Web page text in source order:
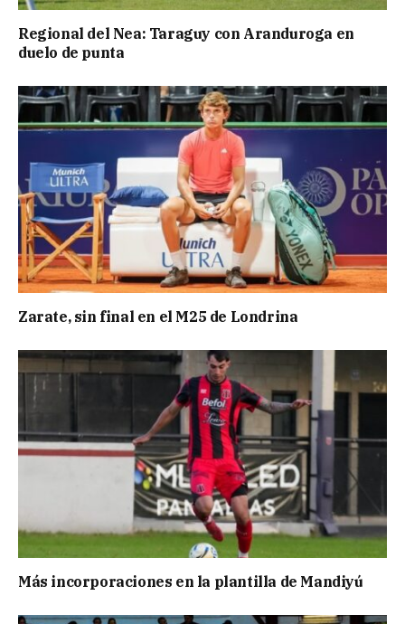
Regional del Nea: Taraguy con Aranduroga en
duelo de punta
Zarate, sin final en el M25 de Londrina
Más incorporaciones en la plantilla de Mandiyú